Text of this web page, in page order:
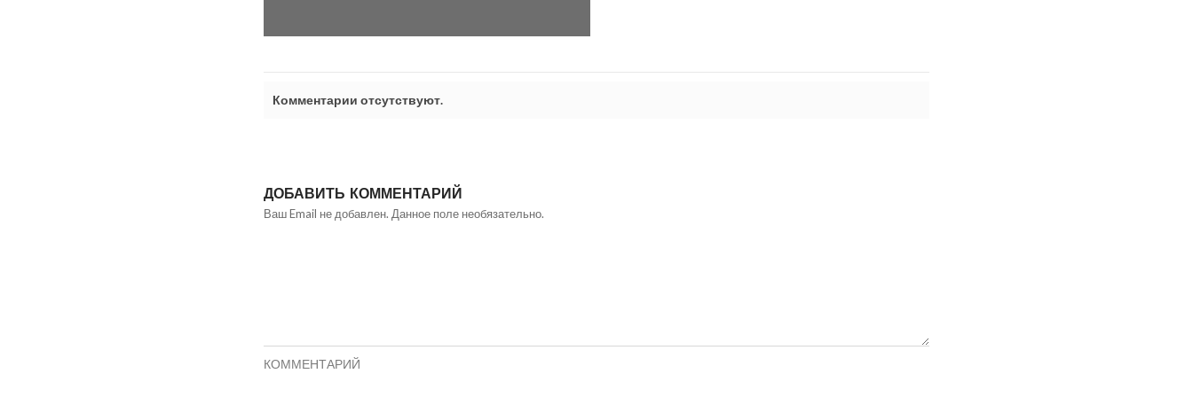
Комментарии отсутствуют.
ДОБАВИТЬ КОММЕНТАРИЙ
Ваш Email не добавлен. Данное поле необязательно.
КОММЕНТАРИЙ